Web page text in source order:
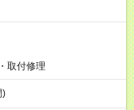
取付修理
)